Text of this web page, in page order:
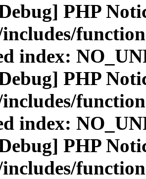
PHP
index:
PHP
index:
PHP